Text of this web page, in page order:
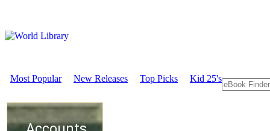
Most Popular New Releases Top Picks Kid 25's